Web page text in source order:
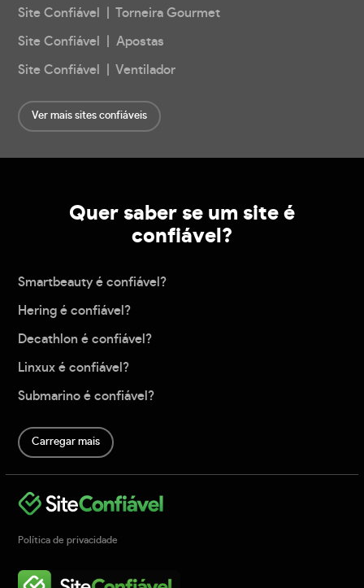
Site Confiável | Torneira Gourmet
Site Confiável | Apostas
Site Confiável | Ventilador
Ver mais sites confiáveis
Quer saber se um site é
confiável?
Smartbeauty é confiável?
Hering é confiável?
Decathlon é confiável?
Linxux é confiável?
Submarino é confiável?
Carregar mais
Política de privacidade